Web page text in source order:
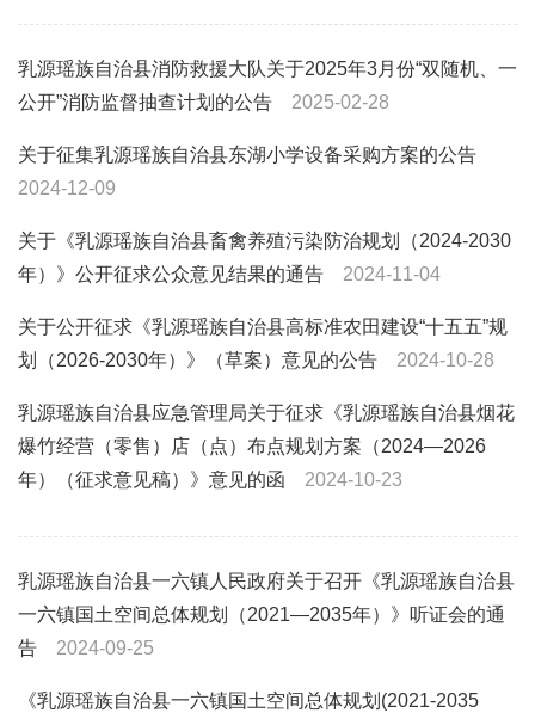
乳源瑶族自治县消防救援大队关于2025年3月份“双随机、一
公开”消防监督抽查计划的公告
2025-02-28
关于征集乳源瑶族自治县东湖小学设备采购方案的公告
2024-12-09
关于《乳源瑶族自治县畜禽养殖污染防治规划（2024-2030
年）》公开征求公众意见结果的通告
2024-11-04
关于公开征求《乳源瑶族自治县高标准农田建设“十五五”规
划（2026-2030年）》（草案）意见的公告
2024-10-28
乳源瑶族自治县应急管理局关于征求《乳源瑶族自治县烟花
爆竹经营（零售）店（点）布点规划方案（2024—2026
年）
（征求意见稿）》意见的函 2024-10-23
乳源瑶族自治县一六镇人民政府关于召开《乳源瑶族自治县
一六镇国土空间总体规划（2021—2035年）》听证会的通
告
2024-09-25
《乳源瑶族自治县一六镇国土空间总体规划(2021-2035